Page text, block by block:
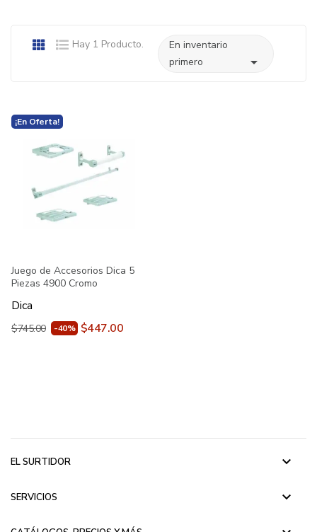
Hay 1 Producto.
En inventario
primero

¡En Oferta!
Juego de Accesorios Dica 5
Piezas 4900 Cromo
Dica
$745.00 -40% $447.00
EL SURTIDOR keyboard_arrow_down
SERVICIOS keyboard_arrow_down